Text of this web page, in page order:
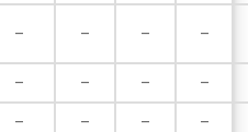
– – – –
– – – –
– – – –